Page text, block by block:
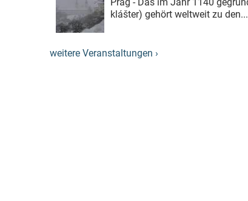
klášter) gehört weltweit zu den...
weitere Veranstaltungen ›